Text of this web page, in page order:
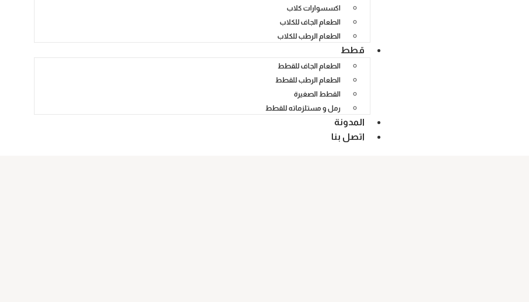
اكسسوارات كلاب
الطعام الجاف للكلاب
الطعام الرطب للكلاب
قطط
الطعام الجاف للقطط
الطعام الرطب للقطط
القطط الصغيرة
رمل و مستلزماته للقطط
المدونة
اتصل بنا